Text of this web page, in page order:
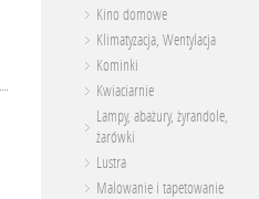
Kino domowe
Klimatyzacja, Wentylacja
Kominki
Kwiaciarnie
Lampy, abażury, żyrandole,
żarówki
Lustra
Malowanie i tapetowanie